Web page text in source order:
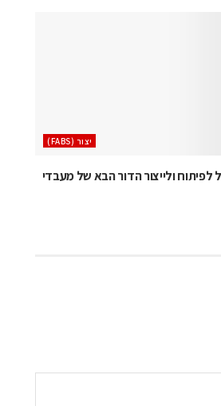
‫יצור (‪(FABS‬‬
לפיתוח ולייצור הדור הבא של מעבדי